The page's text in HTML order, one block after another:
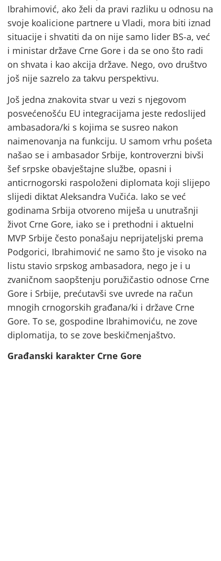
Ibrahimović, ako želi da pravi razliku u odnosu na
svoje koalicione partnere u Vladi, mora biti iznad
situacije i shvatiti da on nije samo lider BS-a, već
i ministar države Crne Gore i da se ono što radi
on shvata i kao akcija države. Nego, ovo društvo
još nije sazrelo za takvu perspektivu.
Još jedna znakovita stvar u vezi s njegovom
posvećenošću EU integracijama jeste redoslijed
ambasadora/ki s kojima se susreo nakon
naimenovanja na funkciju. U samom vrhu pośeta
našao se i ambasador Srbije, kontroverzni bivši
šef srpske obavještajne službe, opasni i
anticrnogorski raspoloženi diplomata koji slijepo
slijedi diktat Aleksandra Vučića. Iako se već
godinama Srbija otvoreno miješa u unutrašnji
život Crne Gore, iako se i prethodni i aktuelni
MVP Srbije često ponašaju neprijateljski prema
Podgorici, Ibrahimović ne samo što je visoko na
listu stavio srpskog ambasadora, nego je i u
zvaničnom saopštenju poružičastio odnose Crne
Gore i Srbije, prećutavši sve uvrede na račun
mnogih crnogorskih građana/ki i države Crne
Gore. To se, gospodine Ibrahimoviću, ne zove
diplomatija, to se zove beskičmenjaštvo.
Građanski karakter Crne Gore